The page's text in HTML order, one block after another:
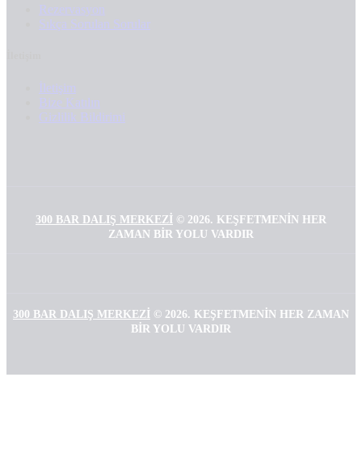
Rezervasyon
Sıkça Sorulan Sorular
İletişim
Bize Katılın
Gizlilik Bildirimi
300 BAR DALIŞ MERKEZI © 2026. KEŞFETMENIN HER
ZAMAN BIR YOLU VARDIR
300 BAR DALIŞ MERKEZI © 2026. KEŞFETMENIN HER ZAMAN
BIR YOLU VARDIR